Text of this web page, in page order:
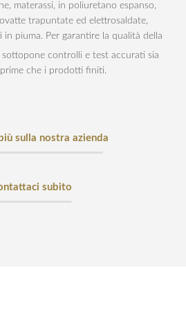
materassi, in poliuretano espanso,
trapuntate ed elettrosaldate,
piuma. Per garantire la qualità della
sottopone controlli e test accurati sia
prime che i prodotti finiti.
sulla nostra azienda
subito